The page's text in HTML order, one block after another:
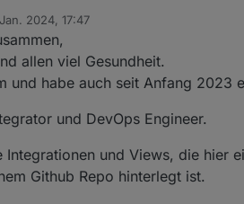
2024, 17:47
allen viel Gesundheit.
und habe auch seit Anfang 2023
und DevOps Engineer.
Integrationen und Views, die hier
Github Repo hinterlegt ist.